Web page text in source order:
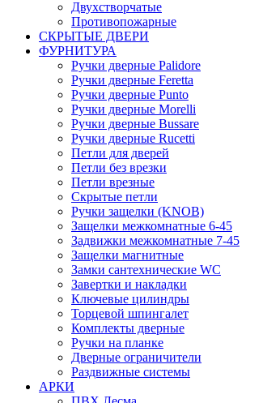
Двухстворчатые
Противопожарные
СКРЫТЫЕ ДВЕРИ
ФУРНИТУРА
Ручки дверные Palidore
Ручки дверные Feretta
Ручки дверные Punto
Ручки дверные Morelli
Ручки дверные Bussare
Ручки дверные Rucetti
Петли для дверей
Петли без врезки
Петли врезные
Скрытые петли
Ручки защелки (KNOB)
Защелки межкомнатные 6-45
Задвижки межкомнатные 7-45
Защелки магнитные
Замки сантехнические WC
Завертки и накладки
Ключевые цилиндры
Торцевой шпингалет
Комплекты дверные
Ручки на планке
Дверные ограничители
Раздвижные системы
АРКИ